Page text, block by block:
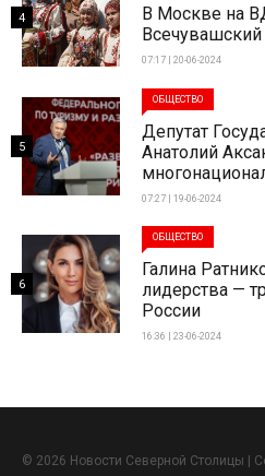
В Москве на
Всечувашский
07:17 | 20-06-2024
4
ОБЩЕСТВО
Депутат
Анатолий
07:27 | 19-06-2024
5
ОБЩЕСТВО
Галина
лидерства —
России
16:36 | 23-06-2024
6
© 2026 Новости Северной Столицы |